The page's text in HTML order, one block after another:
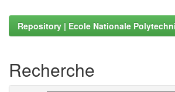
Repository | Ecole Nationale
Recherche